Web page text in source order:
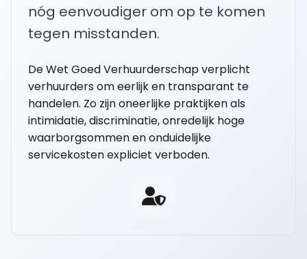
nóg eenvoudiger om op te komen
tegen misstanden.
De Wet Goed Verhuurderschap verplicht
verhuurders om eerlijk en transparant te
handelen. Zo zijn oneerlijke praktijken als
intimidatie, discriminatie, onredelijk hoge
waarborgsommen en onduidelijke
servicekosten expliciet verboden.